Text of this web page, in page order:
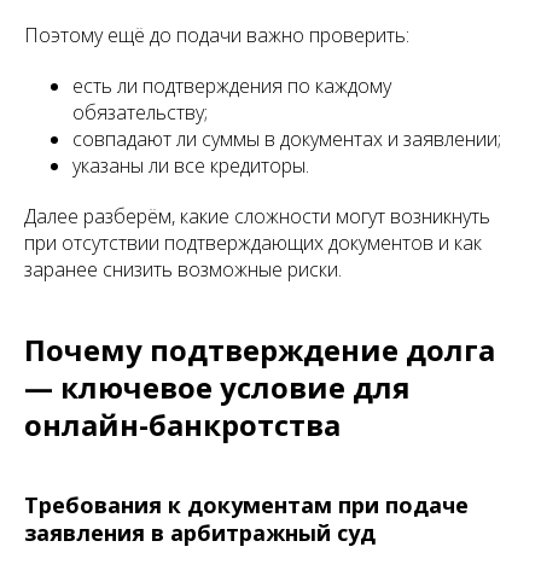
Поэтому ещё до подачи важно проверить:
есть ли подтверждения по каждому
обязательству;
совпадают ли суммы в документах и заявлении;
указаны ли все кредиторы.
Далее разберём, какие сложности могут возникнуть
при отсутствии подтверждающих документов и как
заранее снизить возможные риски.
Почему подтверждение долга
— ключевое условие для
онлайн-банкротства
Требования к документам при подаче
заявления в арбитражный суд